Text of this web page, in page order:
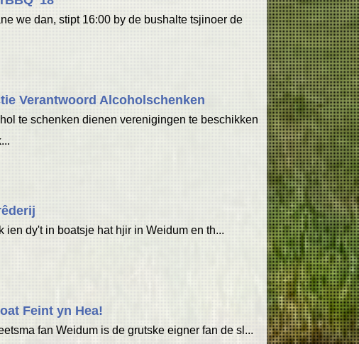
we dan, stipt 16:00 by de bushalte tsjinoer de
Verantwoord Alcoholschenken
te schenken dienen verenigingen te beschikken
ien dy't in boatsje hat hjir in Weidum en th...
Feint yn Hea!
fan Weidum is de grutske eigner fan de sl...